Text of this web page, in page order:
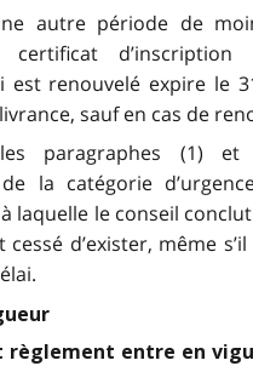
autre période de
certificat
est renouvelé expire le
sauf en cas de
paragraphes (1)
de la catégorie
laquelle le conseil
cessé d’exister, même
règlement entre en